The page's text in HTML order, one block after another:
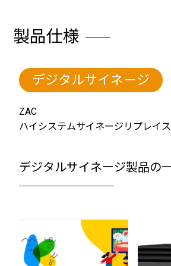
製品仕様
デジタルサイネージ
ZAC
ハイシステムサイネージリプレイス
デジタルサイネージ製品の
────────